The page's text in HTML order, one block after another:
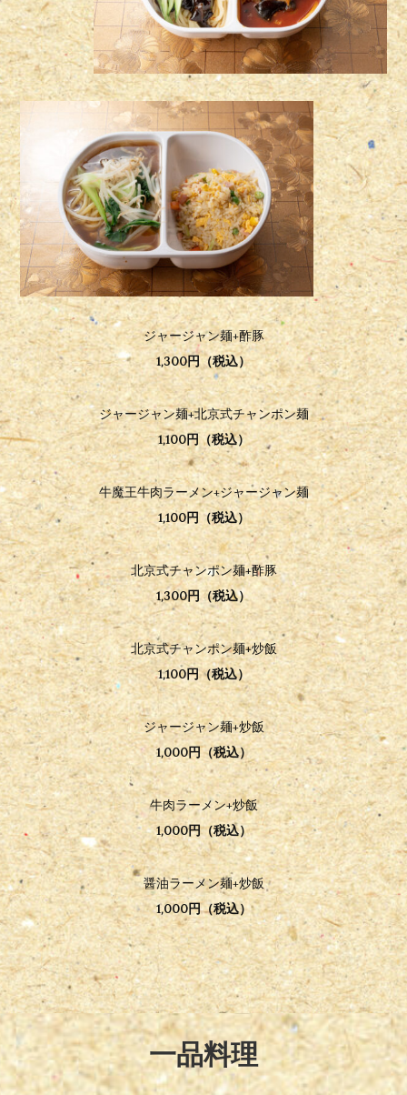
ジャージャン麺+酢豚
1,300円（税込）
ジャージャン麺+北京式チャンポン麺
1,100円（税込）
牛魔王牛肉ラーメン+ジャージャン麺
1,100円（税込）
北京式チャンポン麺+酢豚
1,300円（税込）
北京式チャンポン麺+炒飯
1,100円（税込）
ジャージャン麺+炒飯
1,000円（税込）
牛肉ラーメン+炒飯
1,000円（税込）
醤油ラーメン麺+炒飯
1,000円（税込）
一品料理